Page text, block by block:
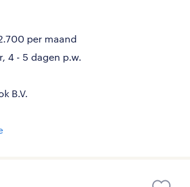
per maand
4 - 5 dagen p.w.
B.V.